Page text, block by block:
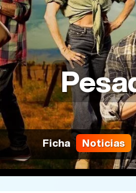
Ficha Noticias